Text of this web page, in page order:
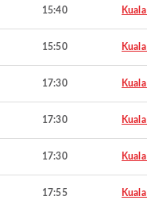
15:40
15:50
17:30
17:30
17:30
17:55